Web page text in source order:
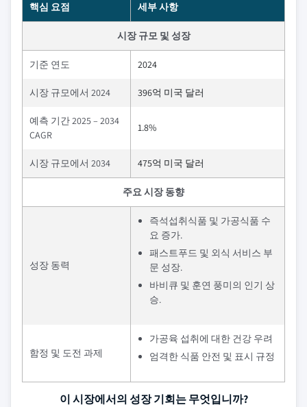
핵심 요점 세부 사항
시장 규모 및 성장
기준 연도 2024
시장 규모에서 2024 396억 미국 달러
예측 기간 2025 – 2034
CAGR
1.8%
시장 규모에서 2034 475억 미국 달러
주요 시장 동향
성장 동력
즉석섭취식품 및 가공식품 수
요 증가.
패스트푸드 및 외식 서비스 부
문 성장.
바비큐 및 훈연 풍미의 인기 상
승.
함정 및 도전 과제
가공육 섭취에 대한 건강 우려
엄격한 식품 안전 및 표시 규정
이 시장에서의 성장 기회는 무엇입니까?